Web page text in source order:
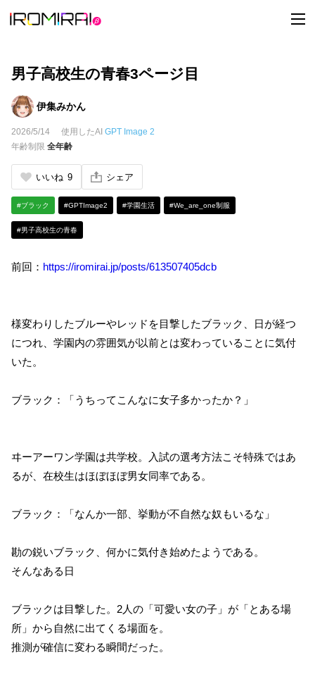
t
o
男子高校生の青春3ページ目
伊集みかん
2026/5/14 使用したAI GPT Image 2
年齢制限 全年齢
いいね 9 シェア
#ブラック #GPTImage2 #学園生活 #We_are_one制服
#男子高校生の青春
前回： https://iromirai.jp/posts/613507405dcb
様変わりしたブルーやレッドを目撃したブラック、日が経つ
につれ、学園内の雰囲気が以前とは変わっていることに気付
いた。
ブラック：「うちってこんなに女子多かったか？」
ヰーアーワン学園は共学校。入試の選考方法こそ特殊ではあ
るが、在校生はほぼほぼ男女同率である。
ブラック：「なんか一部、挙動が不自然な奴もいるな」
勘の鋭いブラック、何かに気付き始めたようである。
そんなある日
ブラックは目撃した。2人の「可愛い女の子」が「とある場
所」から自然に出てくる場面を。
推測が確信に変わる瞬間だった。